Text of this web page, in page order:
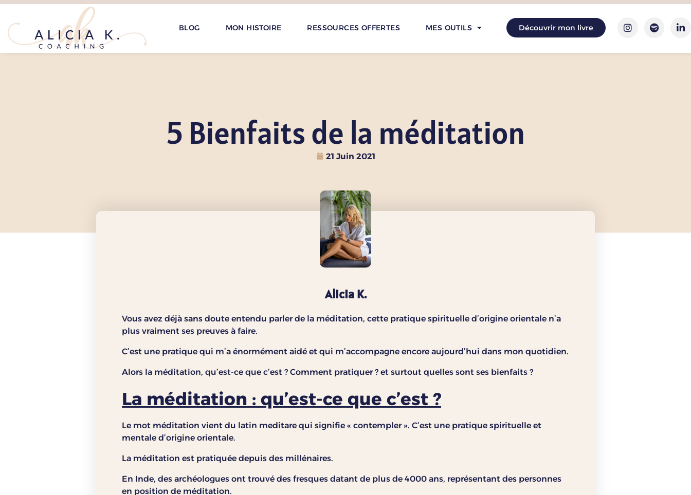
BLOG MON HISTOIRE RESSOURCES OFFERTES MES OUTILS Découvrir mon livre
5 Bienfaits de la méditation
21 Juin 2021
Alicia K.
Vous avez déjà sans doute entendu parler de la méditation, cette pratique spirituelle d’origine orientale n’a
plus vraiment ses preuves à faire.
C’est une pratique qui m’a énormément aidé et qui m’accompagne encore aujourd’hui dans mon quotidien.
Alors la méditation, qu’est-ce que c’est ? Comment pratiquer ? et surtout quelles sont ses bienfaits ?
La méditation : qu’est-ce que c’est ?
Le mot méditation vient du latin meditare qui signifie « contempler ». C’est une pratique spirituelle et
mentale d’origine orientale.
La méditation est pratiquée depuis des millénaires.
En Inde, des archéologues ont trouvé des fresques datant de plus de 4000 ans, représentant des personnes
en position de méditation.